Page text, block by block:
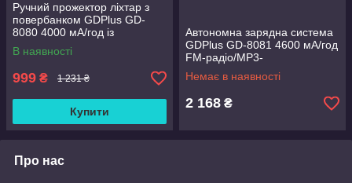
Ручний прожектор ліхтар з
повербанком GDPlus GD-
8080 4000 мА/год із
сонячною панеллю/лампою
(1988420195)
В наявності
999 ₴ 1 231 ₴
Купити
Автономна зарядна система
GDPlus GD-8081 4600 мА/год
FM-радіо/MP3-
плеєр/Bluetooth
(1990735961)
Немає в наявності
2 168 ₴
Про нас